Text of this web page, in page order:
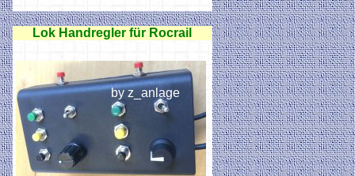
Lok Handregler für Rocrail
by z_anlage